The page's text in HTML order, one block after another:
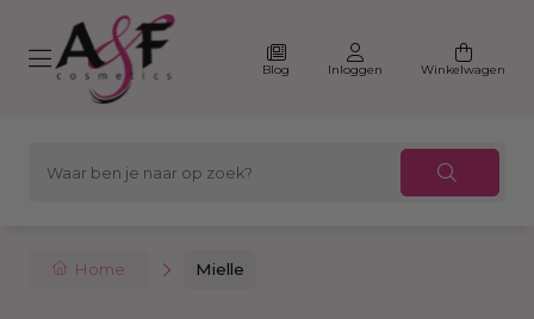
Blog Inloggen Winkelwagen
Home Mielle